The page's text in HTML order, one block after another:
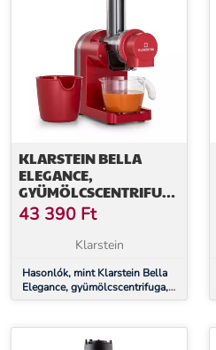
KLARSTEIN BELLA
ELEGANCE,
GYÜMÖLCSCENTRIFUGA,
200 W, 400 ML, BPA
MENTES
43 390 Ft
Klarstein
Hasonlók, mint Klarstein Bella
Elegance, gyümölcscentrifuga,
200 W, 400 ml, BPA mentes